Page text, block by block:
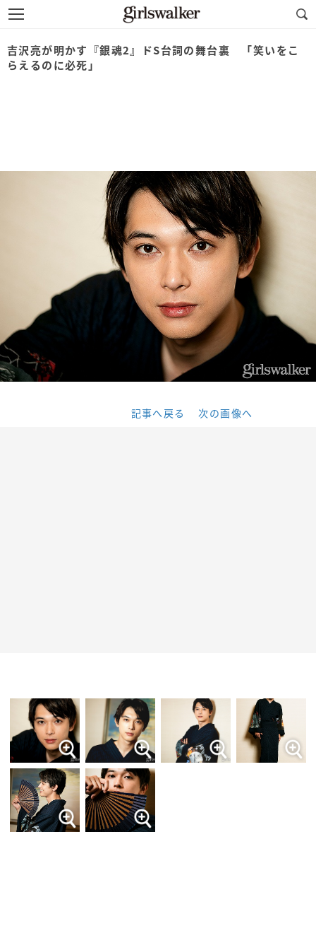
吉沢亮が明かす『銀魂2』ドS台詞の舞台裏 「笑いをこ
らえるのに必死」
記事へ戻る 次の画像へ